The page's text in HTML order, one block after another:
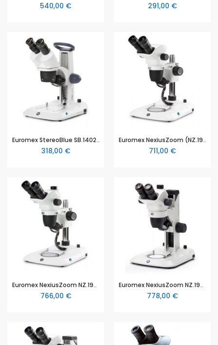
540,00 € 291,00 €
Euromex StereoBlue SB.1402, 2x/4x Objektive, mit 20x und 40x Vergrößerung (kann auf 135x vergrößert werden), Zahnstangenstativ, LED
318,00 €
Euromex NexiusZoom (NZ.1902‑P), binokulares Zoom-Stereomikroskop, Säulenstativ, 6.7x - 45x, LED
711,00 €
Euromex NexiusZoom NZ.1903‑P, trinokulares Stereomikroskop, 6.7-45x, Säulenstativ, Auflicht und Durchlicht
766,00 €
Euromex NexiusZoom NZ.1903‑S, trinokulares Stereomikroskop, 6.7-45x, mit Zahnstangenstativ, mit Auflicht und Durchlicht
778,00 €